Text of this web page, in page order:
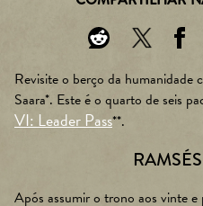
Revisite o berço da humanidade
Saara*. Este é o quarto de seis
VI: Leader Pass**.
Após assumir o trono aos vinte e